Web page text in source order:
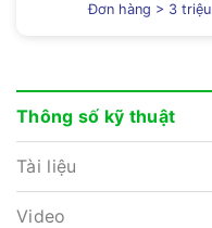
Đơn hàng > 3 triệu
Thông số kỹ thuật
Tài liệu
Video